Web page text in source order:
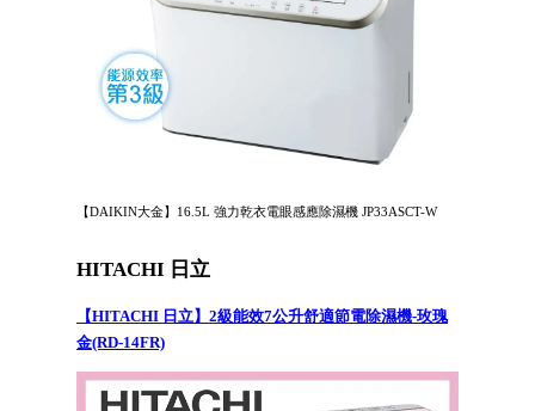
【DAIKIN大金】16.5L 強力乾衣電眼感應除濕機 JP33ASCT-W
HITACHI 日立
【HITACHI 日立】2級能效7公升舒適節電除濕機-玫瑰
金(RD-14FR)